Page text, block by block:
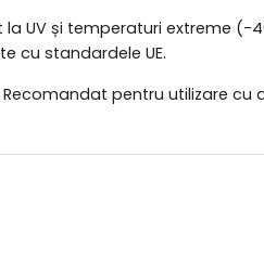
UV și temperaturi extreme (-
cu standardele UE.
Recomandat pentru utilizare